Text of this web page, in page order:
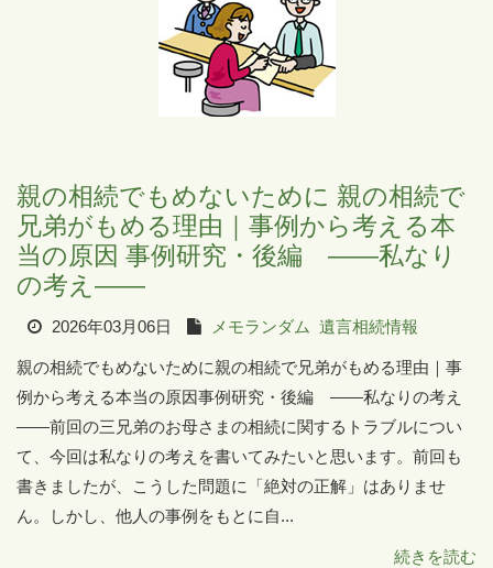
親の相続でもめないために 親の相続で
兄弟がもめる理由｜事例から考える本
当の原因 事例研究・後編 ――私なり
の考え――
2026年03月06日 メモランダム 遺言相続情報
親の相続でもめないために親の相続で兄弟がもめる理由｜事
例から考える本当の原因事例研究・後編 ――私なりの考え
――前回の三兄弟のお母さまの相続に関するトラブルについ
て、今回は私なりの考えを書いてみたいと思います。前回も
書きましたが、こうした問題に「絶対の正解」はありませ
ん。しかし、他人の事例をもとに自...
続きを読む